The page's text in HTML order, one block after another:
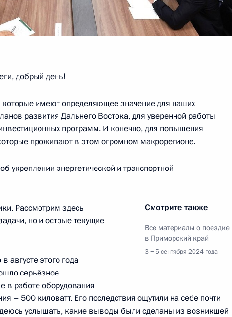
Постоянного комитета
народных представителей Ли Хунчжуном
Лаоса Сонсаем Сипхандоном
добрый день!
имеют определяющее значение для наших
развития Дальнего Востока, для уверенной работы
программ. И конечно, для повышения
проживают в этом огромном макрорегионе.
укреплении энергетической и транспортной
Смотрите также
Все материалы о поездке
в Приморский край
3 − 5 сентября 2024 года
Рассмотрим здесь
но и острые текущие
августе этого года
серьёзное
в работе оборудования
– 500 киловатт. Его последствия ощутили на себе почти
услышать, какие выводы были сделаны из возникшей